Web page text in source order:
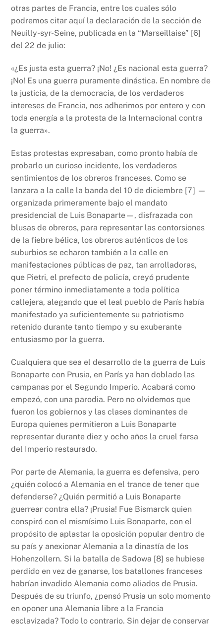
otras partes de Francia, entre los cuales sólo
podremos citar aquí la declaración de la sección de
Neuilly-syr-Seine, publicada en la “Marseillaise” [6]
del 22 de julio:
«¿Es justa esta guerra? ¡No! ¿Es nacional esta guerra?
¡No! Es una guerra puramente dinástica. En nombre de
la justicia, de la democracia, de los verdaderos
intereses de Francia, nos adherimos por entero y con
toda energía a la protesta de la Internacional contra
la guerra».
Estas protestas expresaban, como pronto había de
probarlo un curioso incidente, los verdaderos
sentimientos de los obreros franceses. Como se
lanzara a la calle la banda del 10 de diciembre [7] —
organizada primeramente bajo el mandato
presidencial de Luis Bonaparte—, disfrazada con
blusas de obreros, para representar las contorsiones
de la fiebre bélica, los obreros auténticos de los
suburbios se echaron también a la calle en
manifestaciones públicas de paz, tan arrolladoras,
que Pietri, el prefecto de policía, creyó prudente
poner término inmediatamente a toda política
callejera, alegando que el leal pueblo de París había
manifestado ya suficientemente su patriotismo
retenido durante tanto tiempo y su exuberante
entusiasmo por la guerra.
Cualquiera que sea el desarrollo de la guerra de Luis
Bonaparte con Prusia, en París ya han doblado las
campanas por el Segundo Imperio. Acabará como
empezó, con una parodia. Pero no olvidemos que
fueron los gobiernos y las clases dominantes de
Europa quienes permitieron a Luis Bonaparte
representar durante diez y ocho años la cruel farsa
del Imperio restaurado.
Por parte de Alemania, la guerra es defensiva, pero
¿quién colocó a Alemania en el trance de tener que
defenderse? ¿Quién permitió a Luis Bonaparte
guerrear contra ella? ¡Prusia! Fue Bismarck quien
conspiró con el mismísimo Luis Bonaparte, con el
propósito de aplastar la oposición popular dentro de
su país y anexionar Alemania a la dinastía de los
Hohenzollern. Si la batalla de Sadowa [8] se hubiese
perdido en vez de ganarse, los batallones franceses
habrían invadido Alemania como aliados de Prusia.
Después de su triunfo, ¿pensó Prusia un solo momento
en oponer una Alemania libre a la Francia
esclavizada? Todo lo contrario. Sin dejar de conservar